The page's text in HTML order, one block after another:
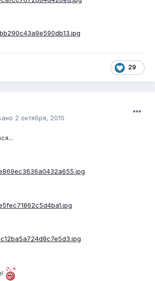
29
2 октября, 2015